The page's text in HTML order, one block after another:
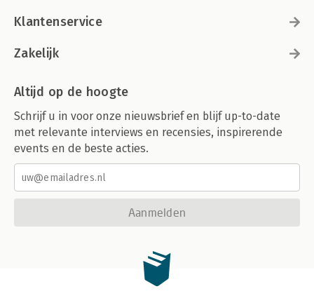
Klantenservice
Zakelijk
Altijd op de hoogte
Schrijf u in voor onze nieuwsbrief en blijf up-to-date
met relevante interviews en recensies, inspirerende
events en de beste acties.
Aanmelden